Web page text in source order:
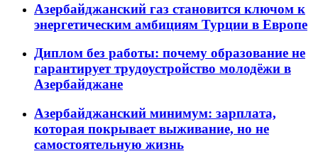
Азербайджанский газ становится ключом к
энергетическим амбициям Турции в Европе
Диплом без работы: почему образование не
гарантирует трудоустройство молодёжи в
Азербайджане
Азербайджанский минимум: зарплата,
которая покрывает выживание, но не
самостоятельную жизнь